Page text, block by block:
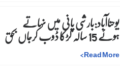
یوحناآباد:بارشی پانی میں نہاتے
ہوئے 15 سالہ لڑکا ڈوب کرجاں بحق
Read More
>